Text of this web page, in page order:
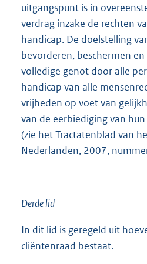
uitgangspunt is in
verdrag inzake de rechten
handicap. De doelstelling
bevorderen, beschermen
volledige genot door alle
handicap van alle
vrijheden op voet van
van de eerbiediging van
(zie het Tractatenblad van
Nederlanden, 2007,
Derde lid
In dit lid is geregeld uit
cliëntenraad bestaat.